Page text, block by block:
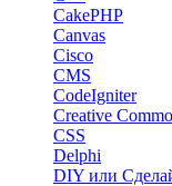
CakePHP
Canvas
Cisco
CMS
CodeIgniter
Creative
CSS
Delphi
DIY или